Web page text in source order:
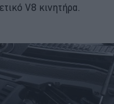
V8 κινητήρα.